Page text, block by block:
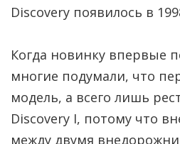
Discovery появилось в
Когда новинку впервые
многие подумали, что
модель, а всего лишь
Discovery I, потому что
между двумя